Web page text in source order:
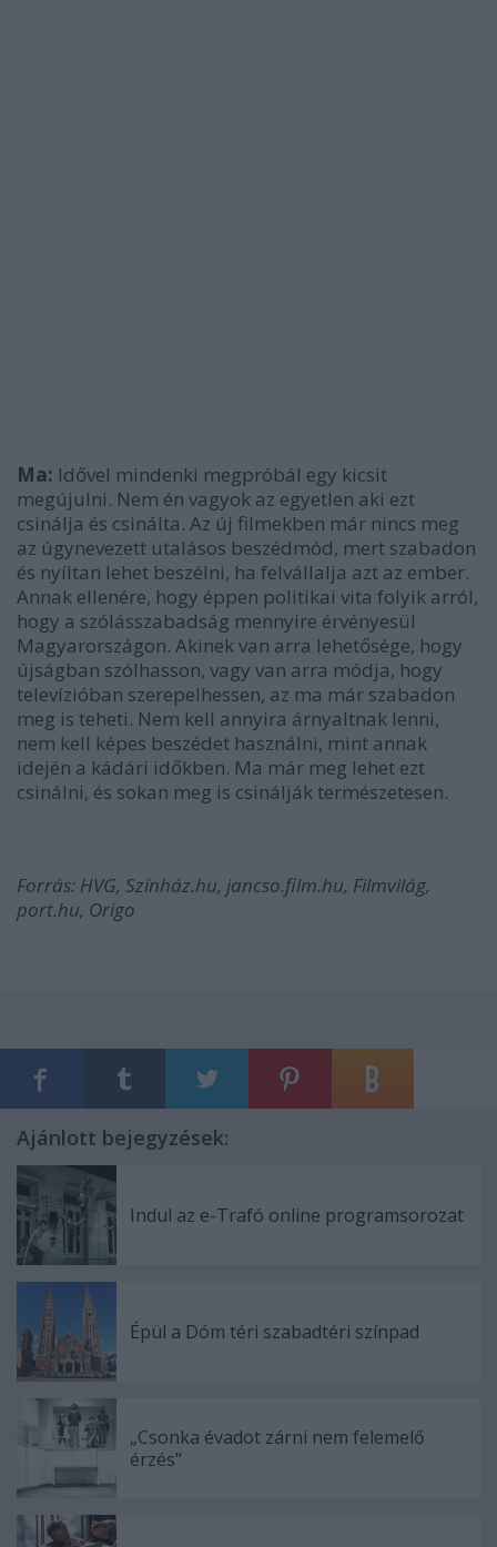
Ma: Idővel mindenki megpróbál egy kicsit
megújulni. Nem én vagyok az egyetlen aki ezt
csinálja és csinálta. Az új filmekben már nincs meg
az úgynevezett utalásos beszédmód, mert szabadon
és nyíltan lehet beszélni, ha felvállalja azt az ember.
Annak ellenére, hogy éppen politikai vita folyik arról,
hogy a szólásszabadság mennyire érvényesül
Magyarországon. Akinek van arra lehetősége, hogy
újságban szólhasson, vagy van arra módja, hogy
televízióban szerepelhessen, az ma már szabadon
meg is teheti. Nem kell annyira árnyaltnak lenni,
nem kell képes beszédet használni, mint annak
idején a kádári időkben. Ma már meg lehet ezt
csinálni, és sokan meg is csinálják természetesen.
Forrás: HVG, Színház.hu, jancso.film.hu, Filmvilág,
port.hu, Origo
Ajánlott bejegyzések:
Indul az e-Trafó online programsorozat
Épül a Dóm téri szabadtéri színpad
„Csonka évadot zárni nem felemelő
érzés"